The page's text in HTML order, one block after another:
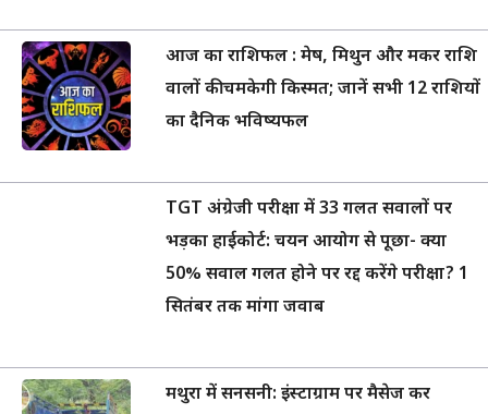
आज का राशिफल : मेष, मिथुन और मकर राशि
वालों की चमकेगी किस्मत; जानें सभी 12 राशियों
का दैनिक भविष्यफल
TGT अंग्रेजी परीक्षा में 33 गलत सवालों पर
भड़का हाईकोर्ट: चयन आयोग से पूछा- क्या
50% सवाल गलत होने पर रद्द करेंगे परीक्षा? 1
सितंबर तक मांगा जवाब
मथुरा में सनसनी: इंस्टाग्राम पर मैसेज कर